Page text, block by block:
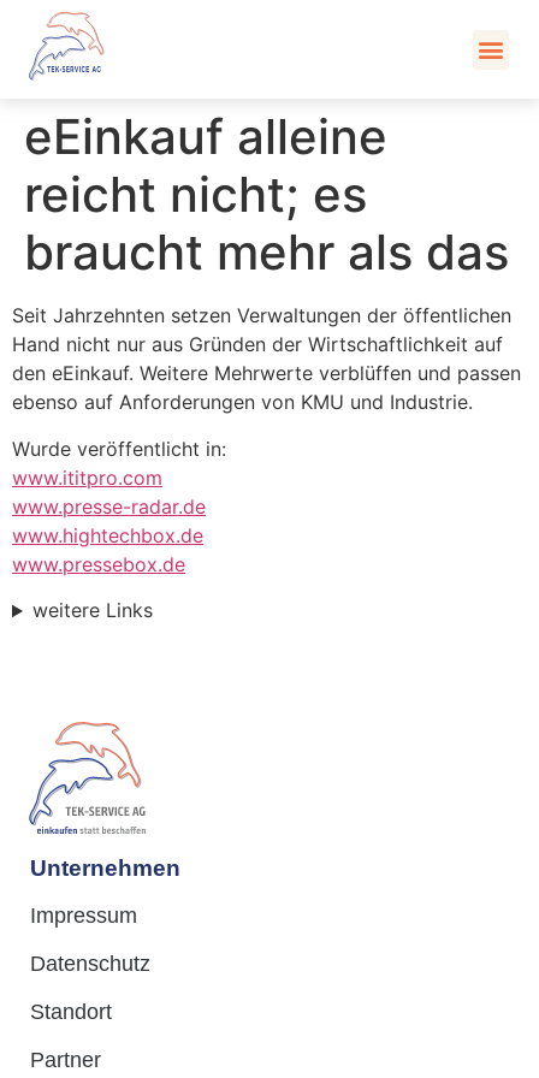
eEinkauf alleine
reicht nicht; es
braucht mehr als das
Seit Jahrzehnten setzen Verwaltungen der öffentlichen
Hand nicht nur aus Gründen der Wirtschaftlichkeit auf
den eEinkauf. Weitere Mehrwerte verblüffen und passen
ebenso auf Anforderungen von KMU und Industrie.
Wurde veröffentlicht in:
www.ititpro.com
www.presse-radar.de
www.hightechbox.de
www.pressebox.de
weitere Links
Unternehmen
Impressum
Datenschutz
Standort
Partner